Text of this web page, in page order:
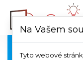
Samsung
Na Vašem
Tyto webové